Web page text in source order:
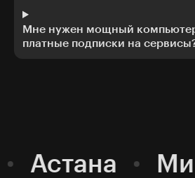
Мне нужен мощный
платные подписки на
Астана